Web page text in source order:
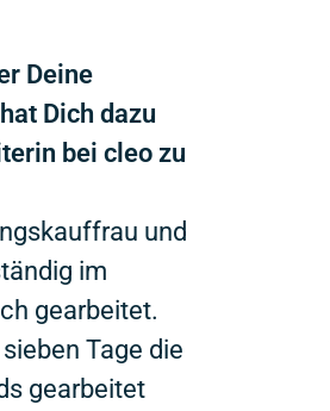
Deine
Dich dazu
bei cleo zu
und
im
gearbeitet.
Tage die
gearbeitet